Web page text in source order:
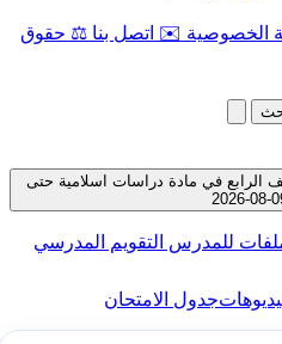
الخصوصية ✉️ اتصل بنا ⚖️ حقوق
الرابع في مادة دراسات اسلامية حتى
للمدرس التقويم المدرسي
جدول الامتحان